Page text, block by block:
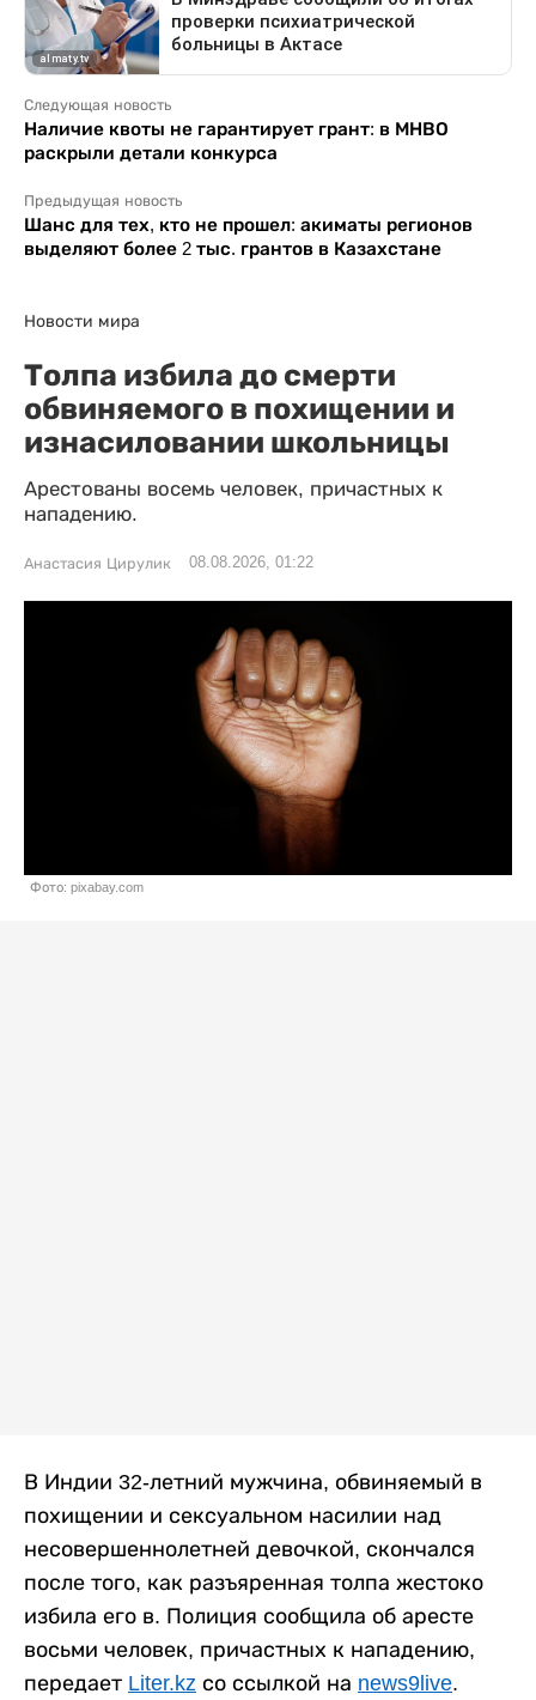
Следующая новость
Наличие квоты не гарантирует грант: в МНВО
раскрыли детали конкурса
Предыдущая новость
Шанс для тех, кто не прошел: акиматы регионов
выделяют более 2 тыс. грантов в Казахстане
Новости мира
Толпа избила до смерти
обвиняемого в похищении и
изнасиловании школьницы
Арестованы восемь человек, причастных к
нападению.
Анастасия Цирулик 08.08.2026, 01:22
Фото: pixabay.com
В Индии 32-летний мужчина, обвиняемый в
похищении и сексуальном насилии над
несовершеннолетней девочкой, скончался
после того, как разъяренная толпа жестоко
избила его в. Полиция сообщила об аресте
восьми человек, причастных к нападению,
передает Liter.kz со ссылкой на news9live.